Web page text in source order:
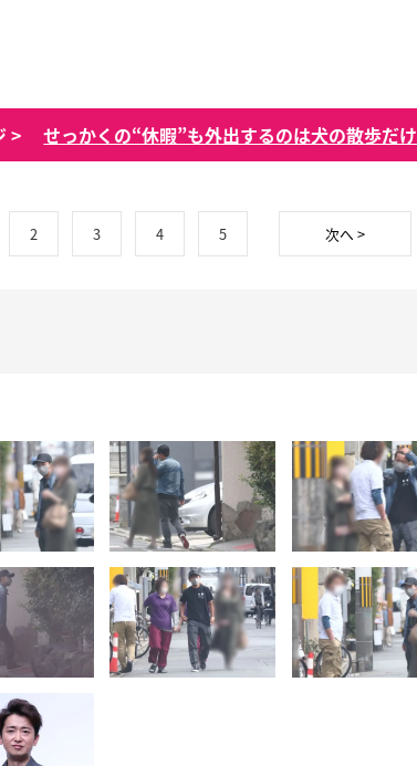
> せっかくの“休暇”も外出するのは犬の散歩だけ
2 3 4 5 次へ >